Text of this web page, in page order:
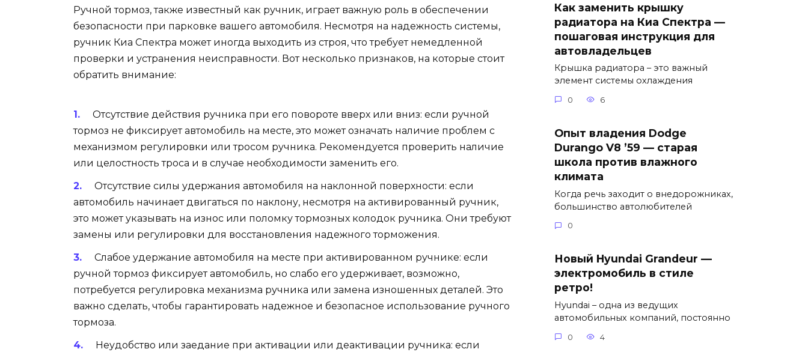
Ручной тормоз, также известный как ручник, играет важную роль в обеспечении
безопасности при парковке вашего автомобиля. Несмотря на надежность системы,
ручник Киа Спектра может иногда выходить из строя, что требует немедленной
проверки и устранения неисправности. Вот несколько признаков, на которые стоит
обратить внимание:
Отсутствие действия ручника при его повороте вверх или вниз: если ручной
тормоз не фиксирует автомобиль на месте, это может означать наличие проблем с
механизмом регулировки или тросом ручника. Рекомендуется проверить наличие
или целостность троса и в случае необходимости заменить его.
Отсутствие силы удержания автомобиля на наклонной поверхности: если
автомобиль начинает двигаться по наклону, несмотря на активированный ручник,
это может указывать на износ или поломку тормозных колодок ручника. Они требуют
замены или регулировки для восстановления надежного торможения.
Слабое удержание автомобиля на месте при активированном ручнике: если
ручной тормоз фиксирует автомобиль, но слабо его удерживает, возможно,
потребуется регулировка механизма ручника или замена изношенных деталей. Это
важно сделать, чтобы гарантировать надежное и безопасное использование ручного
тормоза.
Неудобство или заедание при активации или деактивации ручника: если
Как заменить крышку
радиатора на Киа Спектра —
пошаговая инструкция для
автовладельцев
Крышка радиатора – это важный
элемент системы охлаждения
0 6
Опыт владения Dodge
Durango V8 ’59 — старая
школа против влажного
климата
Когда речь заходит о внедорожниках,
большинство автолюбителей
0
Новый Hyundai Grandeur —
электромобиль в стиле
ретро!
Hyundai – одна из ведущих
автомобильных компаний, постоянно
0 4